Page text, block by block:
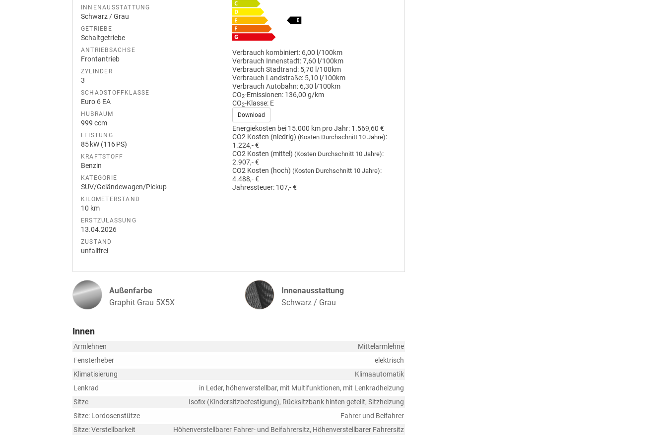
INNENAUSSTATTUNG
Schwarz / Grau
GETRIEBE
Schaltgetriebe
ANTRIEBSACHSE
Frontantrieb
ZYLINDER
3
SCHADSTOFFKLASSE
Euro 6 EA
HUBRAUM
999 ccm
LEISTUNG
85 kW (116 PS)
KRAFTSTOFF
Benzin
KATEGORIE
SUV/Geländewagen/Pickup
KILOMETERSTAND
10 km
ERSTZULASSUNG
13.04.2026
ZUSTAND
unfallfrei
Verbrauch kombiniert: 6,00 l/100km
Verbrauch Innenstadt:7,60 l/100km
Verbrauch Stadtrand: 5,70 l/100km
Verbrauch Landstraße: 5,10 l/100km
Verbrauch Autobahn: 6,30 l/100km
CO2-Emissionen: 136,00 g/km
CO2-Klasse: E
Download
Energiekosten bei 15.000 km pro Jahr: 1.569,60 €
CO2 Kosten (niedrig)(Kosten Durchschnitt 10 Jahre):
1.224,- €
CO2 Kosten (mittel)(Kosten Durchschnitt 10 Jahre):
2.907,- €
CO2 Kosten (hoch)(Kosten Durchschnitt 10 Jahre):
4.488,- €
Jahressteuer: 107,- €
Außenfarbe
Graphit Grau 5X5X
Innenausstattung
Innenausstattung
Schwarz / Grau
Innen
Armlehnen
Mittelarmlehne
Fensterheber
elektrisch
Klimatisierung
Klimaautomatik
Lenkrad
in Leder, höhenverstellbar, mit Multifunktionen, mit Lenkradheizung
Sitze
Isofix (Kindersitzbefestigung), Rücksitzbank hinten geteilt, Sitzheizung
Sitze: Lordosenstütze
Fahrer und Beifahrer
Sitze: Verstellbarkeit
Höhenverstellbarer Fahrer- und Beifahrersitz, Höhenverstellbarer Fahrersitz